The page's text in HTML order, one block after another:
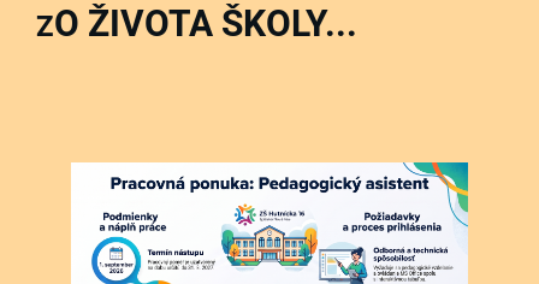
ZO ŽIVOTA ŠKOLY...